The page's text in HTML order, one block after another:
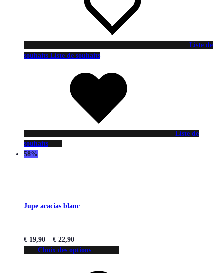
Liste de
souhaits Liste de souhaits
Liste de
souhaits
58%
Jupe acacias blanc
€ 19,90 – € 22,90
Choix des options